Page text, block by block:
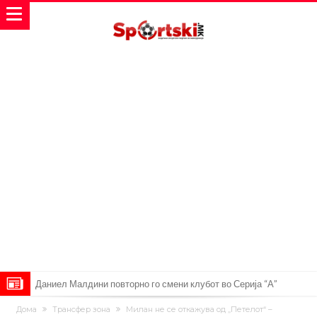
Даниел Малдини повторно го смени клубот во Серија “А”
Аморим донесе одлука: Милан ќе го крати составот
Дома Трансфер зона
Милан не се откажува од „Петелот“ –